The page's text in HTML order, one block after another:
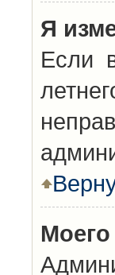
Я
Если
Моего